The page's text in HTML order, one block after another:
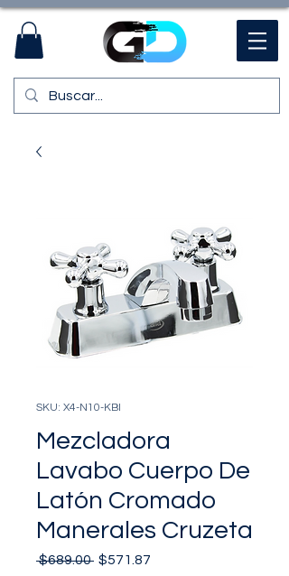
SKU: X4-N10-KBI
Mezcladora
Lavabo Cuerpo De
Latón Cromado
Manerales Cruzeta
$689.00 Precio
$571.87